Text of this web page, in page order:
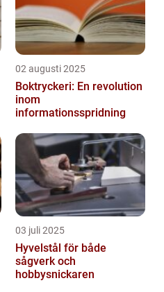
02 augusti 2025
Boktryckeri: En revolution
inom
informationsspridning
03 juli 2025
Hyvelstål för både
sågverk och
hobbysnickaren